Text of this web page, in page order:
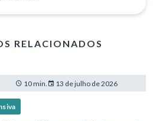
RELACIONADOS
10 min. 13 de julho de 2026